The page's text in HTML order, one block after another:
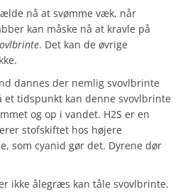
nå at svømme væk, når
kan måske nå at kravle på
. Det kan de øvrige
dannes der nemlig svovlbrinte
et tidspunkt kan denne svovlbrinte
og op i vandet. H2S er en
stofskiftet hos højere
som cyanid gør det. Dyrene dør
ikke ålegræs kan tåle svovlbrinte.